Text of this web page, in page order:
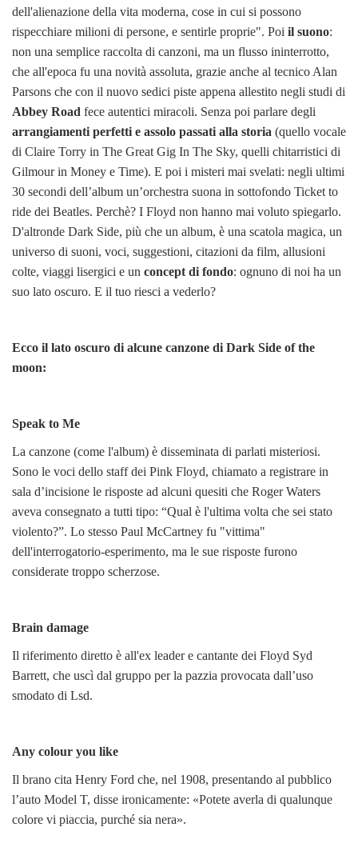
dell'alienazione della vita moderna, cose in cui si possono
rispecchiare milioni di persone, e sentirle proprie". Poi il suono:
non una semplice raccolta di canzoni, ma un flusso ininterrotto,
che all'epoca fu una novità assoluta, grazie anche al tecnico Alan
Parsons che con il nuovo sedici piste appena allestito negli studi di
Abbey Road fece autentici miracoli. Senza poi parlare degli
arrangiamenti perfetti e assolo passati alla storia (quello vocale
di Claire Torry in The Great Gig In The Sky, quelli chitarristici di
Gilmour in Money e Time). E poi i misteri mai svelati: negli ultimi
30 secondi dell’album un’orchestra suona in sottofondo Ticket to
ride dei Beatles. Perchè? I Floyd non hanno mai voluto spiegarlo.
D'altronde Dark Side, più che un album, è una scatola magica, un
universo di suoni, voci, suggestioni, citazioni da film, allusioni
colte, viaggi lisergici e un concept di fondo: ognuno di noi ha un
suo lato oscuro. E il tuo riesci a vederlo?
Ecco il lato oscuro di alcune canzone di Dark Side of the
moon:
Speak to Me
La canzone (come l'album) è disseminata di parlati misteriosi.
Sono le voci dello staff dei Pink Floyd, chiamato a registrare in
sala d’incisione le risposte ad alcuni quesiti che Roger Waters
aveva consegnato a tutti tipo: “Qual è l'ultima volta che sei stato
violento?”. Lo stesso Paul McCartney fu "vittima"
dell'interrogatorio-esperimento, ma le sue risposte furono
considerate troppo scherzose.
Brain damage
Il riferimento diretto è all'ex leader e cantante dei Floyd Syd
Barrett, che uscì dal gruppo per la pazzia provocata dall’uso
smodato di Lsd.
Any colour you like
Il brano cita Henry Ford che, nel 1908, presentando al pubblico
l’auto Model T, disse ironicamente: «Potete averla di qualunque
colore vi piaccia, purché sia nera».